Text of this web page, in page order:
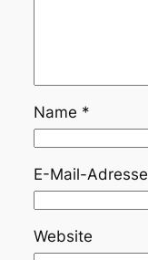
Name *
E-Mail-Adresse
Website